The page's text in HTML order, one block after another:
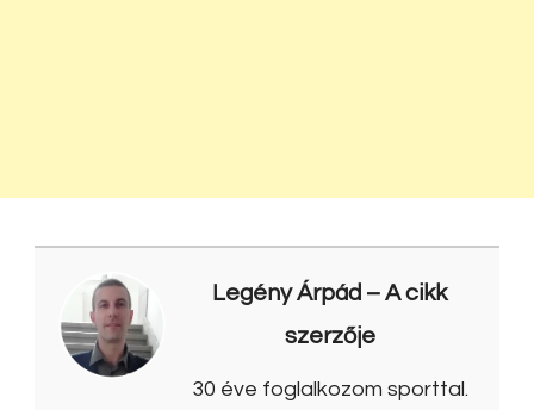
Legény Árpád – A cikk
szerzője
30 éve foglalkozom sporttal.